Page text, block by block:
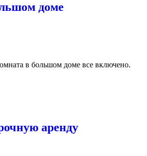
доме
в большом доме все включено.
аренду